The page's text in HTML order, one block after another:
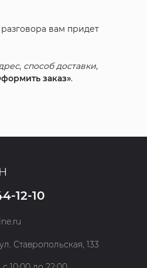
вам придет
, способ доставки,
заказ».
12-10
Ставропольская, 133